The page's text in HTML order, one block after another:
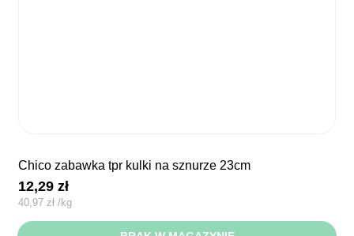
chico zabawka tpr kulki na sznurze 23cm
12,29zł
40,97zł /kg